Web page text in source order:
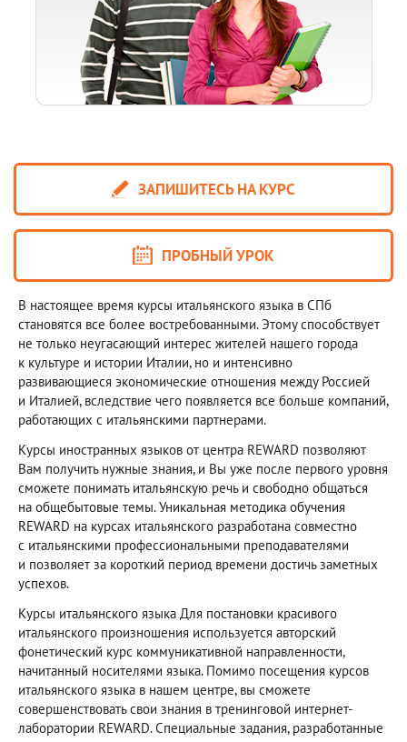
ЗАПИШИТЕСЬ НА КУРС
ПРОБНЫЙ УРОК
В настоящее время курсы итальянского языка в СПб
становятся все более востребованными. Этому способствует
не только неугасающий интерес жителей нашего города
к культуре и истории Италии, но и интенсивно
развивающиеся экономические отношения между Россией
и Италией, вследствие чего появляется все больше компаний,
работающих с итальянскими партнерами.
Курсы иностранных языков от центра REWARD позволяют
Вам получить нужные знания, и Вы уже после первого уровня
сможете понимать итальянскую речь и свободно общаться
на общебытовые темы. Уникальная методика обучения
REWARD на курсах итальянского разработана совместно
с итальянскими профессиональными преподавателями
и позволяет за короткий период времени достичь заметных
успехов.
Курсы итальянского языка Для постановки красивого
итальянского произношения используется авторский
фонетический курс коммуникативной направленности,
начитанный носителями языка. Помимо посещения курсов
итальянского языка в нашем центре, вы сможете
совершенствовать свои знания в тренинговой интернет-
лаборатории REWARD. Специальные задания, разработанные